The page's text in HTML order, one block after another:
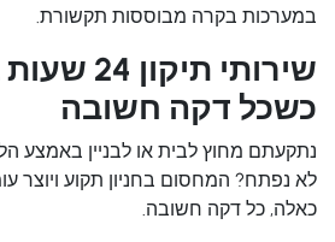
במערכות בקרה מבוססות תקשורת.
שירותי
כשכל דקה חשובה
נתקעתם מחוץ לבית או לבניין באמצע
לא נפתח? המחסום בחניון תקוע ויוצר
כאלה, כל דקה חשובה.